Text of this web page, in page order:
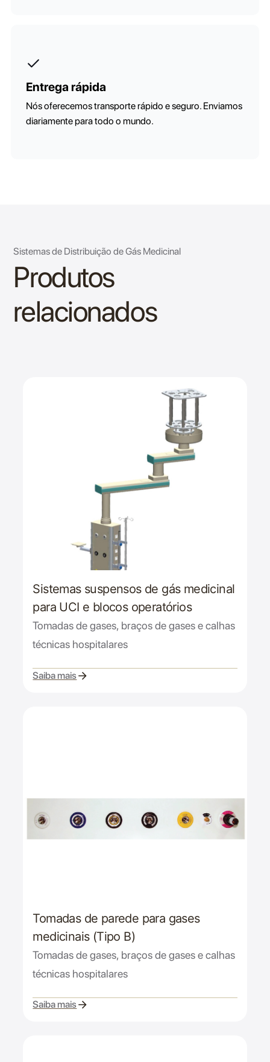
Entrega rápida
Nós oferecemos transporte rápido e seguro. Enviamos
diariamente para todo o mundo.
Sistemas de Distribuição de Gás Medicinal
Produtos
relacionados
Sistemas suspensos de gás medicinal
para UCI e blocos operatórios
Tomadas de gases, braços de gases e calhas
técnicas hospitalares
Saiba mais
Tomadas de parede para gases
medicinais (Tipo B)
Tomadas de gases, braços de gases e calhas
técnicas hospitalares
Saiba mais